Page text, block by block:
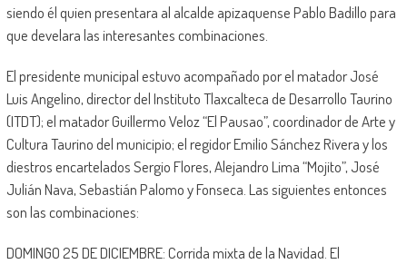
siendo él quien presentara al alcalde apizaquense Pablo Badillo para
que develara las interesantes combinaciones.
El presidente municipal estuvo acompañado por el matador José
Luis Angelino, director del Instituto Tlaxcalteca de Desarrollo Taurino
(ITDT); el matador Guillermo Veloz “El Pausao”, coordinador de Arte y
Cultura Taurino del municipio; el regidor Emilio Sánchez Rivera y los
diestros encartelados Sergio Flores, Alejandro Lima “Mojito”, José
Julián Nava, Sebastián Palomo y Fonseca. Las siguientes entonces
son las combinaciones:
DOMINGO 25 DE DICIEMBRE: Corrida mixta de la Navidad. El